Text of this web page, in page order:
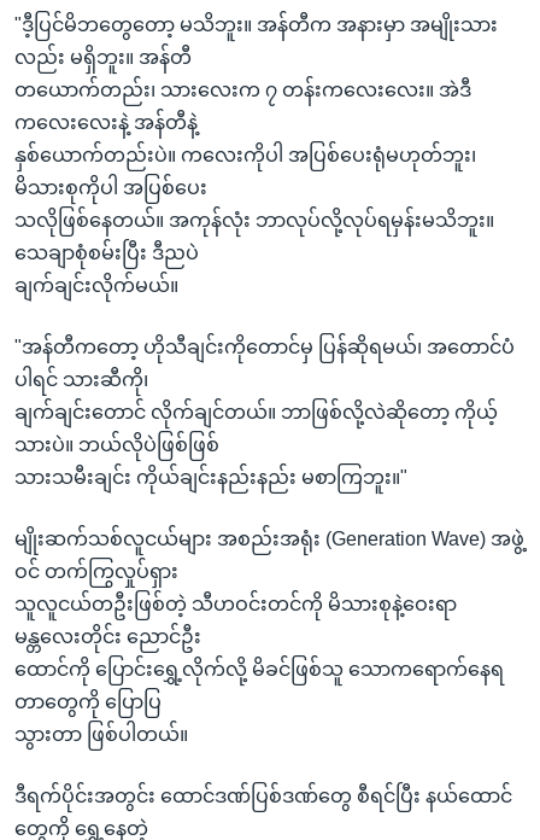
"ဒီ့ပြင်မိဘတွေတော့ မသိဘူး။ အန်တီက အနားမှာ အမျိုးသား
လည်း မရှိဘူး။ အန်တီ
တယောက်တည်း၊ သားလေးက ၇ တန်းကလေးလေး။ အဲဒီ
ကလေးလေးနဲ့ အန်တီနဲ့
နှစ်ယောက်တည်းပဲ။ ကလေးကိုပါ အပြစ်ပေးရုံမဟုတ်ဘူး၊
မိသားစုကိုပါ အပြစ်ပေး
သလိုဖြစ်နေတယ်။ အကုန်လုံး ဘာလုပ်လို့လုပ်ရမှန်းမသိဘူး။
သေချာစုံစမ်းပြီး ဒီညပဲ
ချက်ချင်းလိုက်မယ်။
"အန်တီကတော့ ဟိုသီချင်းကိုတောင်မှ ပြန်ဆိုရမယ်၊ အတောင်ပံ
ပါရင် သားဆီကို၊
ချက်ချင်းတောင် လိုက်ချင်တယ်။ ဘာဖြစ်လို့လဲဆိုတော့ ကိုယ့်
သားပဲ။ ဘယ်လိုပဲဖြစ်ဖြစ်
သားသမီးချင်း ကိုယ်ချင်းနည်းနည်း မစာကြဘူး။"
မျိုးဆက်သစ်လူငယ်များ အစည်းအရုံး (Generation Wave) အဖွဲ့
ဝင် တက်ကြွလှုပ်ရှား
သူလူငယ်တဦးဖြစ်တဲ့ သီဟဝင်းတင်ကို မိသားစုနဲ့ဝေးရာ
မန္တလေးတိုင်း ညောင်ဦး
ထောင်ကို ပြောင်းရွှေ့လိုက်လို့ မိခင်ဖြစ်သူ သောကရောက်နေရ
တာတွေကို ပြောပြ
သွားတာ ဖြစ်ပါတယ်။
ဒီရက်ပိုင်းအတွင်း ထောင်ဒဏ်ပြစ်ဒဏ်တွေ စီရင်ပြီး နယ်ထောင်
တွေကို ရွှေ့နေတဲ့